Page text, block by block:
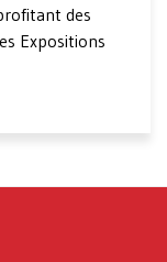
des
Expositions